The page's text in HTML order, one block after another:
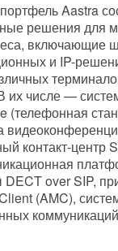
Aastra
решения для
включающие
и IP-
их числе —
(телефонная
контакт-центр
DECT over SIP,
(AMC),